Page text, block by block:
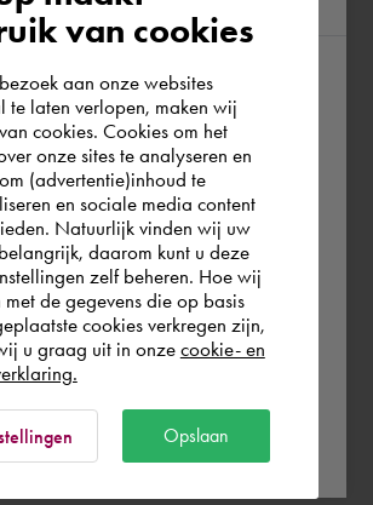
us you are situated in Rest of
confirm in which country
shop.
world
van cookies
aan onze websites
te laten verlopen, maken wij
cookies. Cookies om het
onze sites te analyseren en
(advertentie)inhoud te
en sociale media content
Natuurlijk vinden wij uw
daarom kunt u deze
zelf beheren. Hoe wij
de gegevens die op basis
cookies verkregen zijn,
u graag uit in onzecookie- en
Opslaan